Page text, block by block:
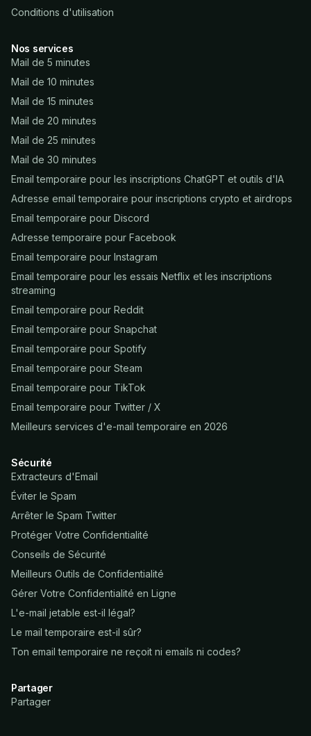
Conditions d'utilisation
Nos services
Mail de 5 minutes
Mail de 10 minutes
Mail de 15 minutes
Mail de 20 minutes
Mail de 25 minutes
Mail de 30 minutes
Email temporaire pour les inscriptions ChatGPT et outils d'IA
Adresse email temporaire pour inscriptions crypto et airdrops
Email temporaire pour Discord
Adresse temporaire pour Facebook
Email temporaire pour Instagram
Email temporaire pour les essais Netflix et les inscriptions
streaming
Email temporaire pour Reddit
Email temporaire pour Snapchat
Email temporaire pour Spotify
Email temporaire pour Steam
Email temporaire pour TikTok
Email temporaire pour Twitter / X
Meilleurs services d'e-mail temporaire en 2026
Sécurité
Extracteurs d'Email
Éviter le Spam
Arrêter le Spam Twitter
Protéger Votre Confidentialité
Conseils de Sécurité
Meilleurs Outils de Confidentialité
Gérer Votre Confidentialité en Ligne
L'e-mail jetable est-il légal?
Le mail temporaire est-il sûr?
Ton email temporaire ne reçoit ni emails ni codes?
Partager
Partager